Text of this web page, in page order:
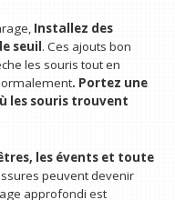
Installez des
seuil . Ces ajouts bon
les souris tout en
. Portez une
les souris trouvent
les évents et toute
peuvent devenir
approfondi est